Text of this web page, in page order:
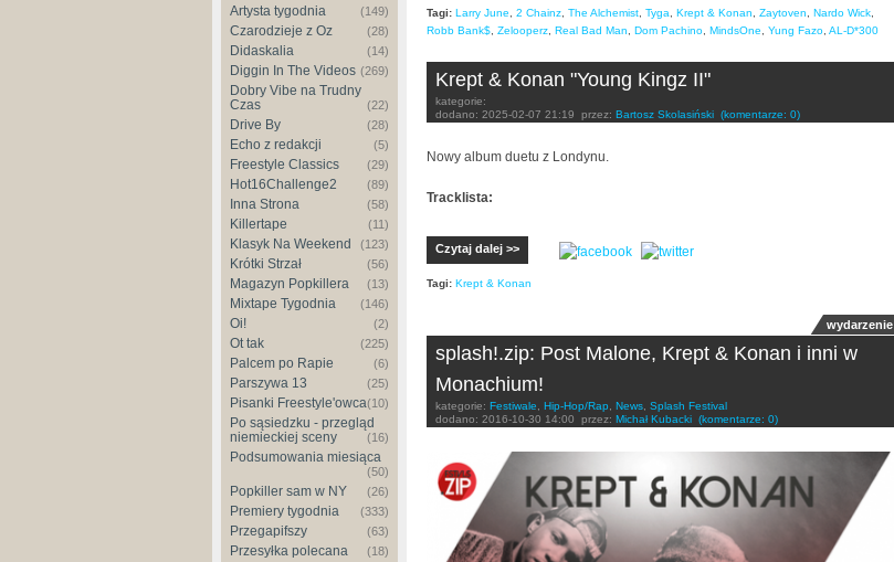
Artysta tygodnia (149)
Czarodzieje z Oz (28)
Didaskalia (14)
Diggin In The Videos (269)
Dobry Vibe na Trudny
Czas
(22)
Drive By (28)
Echo z redakcji (5)
Freestyle Classics (29)
Hot16Challenge2 (89)
Inna Strona (58)
Killertape (11)
Klasyk Na Weekend (123)
Krótki Strzał (56)
Magazyn Popkillera (13)
Mixtape Tygodnia (146)
Oi! (2)
Ot tak (225)
Palcem po Rapie (6)
Parszywa 13 (25)
Pisanki Freestyle'owca(10)
Po sąsiedzku - przegląd
niemieckiej sceny
(16)
Podsumowania miesiąca
(50)
Popkiller sam w NY (26)
Premiery tygodnia (333)
Przegapifszy (63)
Przesyłka polecana (18)
Tagi: Larry June 2 Chainz The Alchemist Tyga Krept & Konan Zaytoven Nardo Wick
Robb Bank$ Zelooperz Real Bad Man Dom Pachino MindsOne Yung Fazo AL-D*300
Krept & Konan "Young Kingz II"
kategorie:
dodano: 2025-02-07 21:19 przez: Bartosz Skolasiński (komentarze: 0)
Nowy album duetu z Londynu.
Tracklista:
Czytaj dalej >>
Tagi: Krept & Konan
wydarzenie
splash!.zip: Post Malone, Krept & Konan i inni w
Monachium!
kategorie: Festiwale Hip-Hop/Rap News Splash Festival
dodano: 2016-10-30 14:00 przez: Michał Kubacki (komentarze: 0)